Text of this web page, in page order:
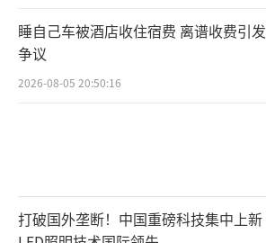
睡自己车被酒店收住宿费 离谱收费引发
争议
2026-08-05 20:50:16
打破国外垄断！中国重磅科技集中上新